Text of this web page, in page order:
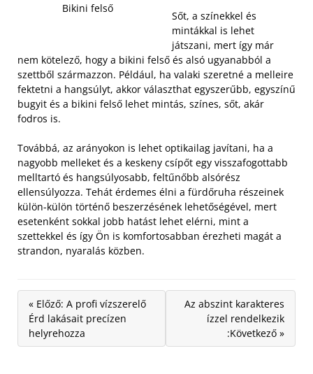
Bikini felső
Sőt, a színekkel és
mintákkal is lehet
játszani, mert így már
nem kötelező, hogy a bikini felső és alsó ugyanabból a
szettből származzon. Például, ha valaki szeretné a melleire
fektetni a hangsúlyt, akkor választhat egyszerűbb, egyszínű
bugyit és a bikini felső lehet mintás, színes, sőt, akár
fodros is.
Továbbá, az arányokon is lehet optikailag javítani, ha a
nagyobb melleket és a keskeny csípőt egy visszafogottabb
melltartó és hangsúlyosabb, feltűnőbb alsórész
ellensúlyozza. Tehát érdemes élni a fürdőruha részeinek
külön-külön történő beszerzésének lehetőségével, mert
esetenként sokkal jobb hatást lehet elérni, mint a
szettekkel és így Ön is komfortosabban érezheti magát a
strandon, nyaralás közben.
« Előző: A profi vízszerelő
Érd lakásait precízen
helyrehozza
Az abszint karakteres
ízzel rendelkezik
:Következő »